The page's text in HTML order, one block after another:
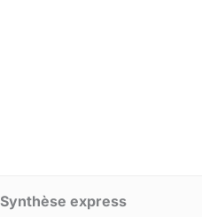
Synthèse express